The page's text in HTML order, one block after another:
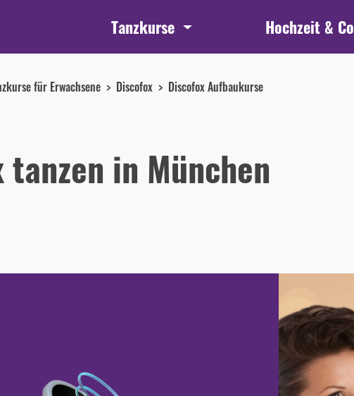
Tanzkurse Hochzeit & Co
für Erwachsene Discofox Discofox Aufbaukurse
tanzen in München